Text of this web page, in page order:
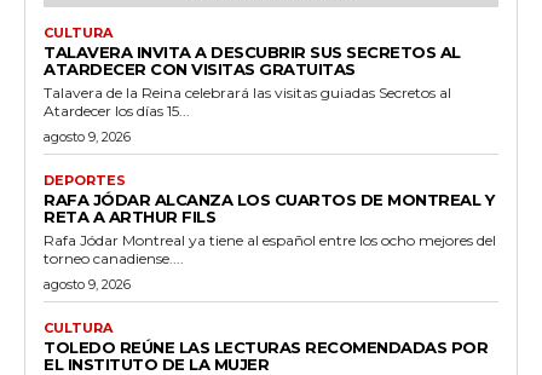
CULTURA
TALAVERA INVITA A DESCUBRIR SUS SECRETOS AL
ATARDECER CON VISITAS GRATUITAS
Talavera de la Reina celebrará las visitas guiadas Secretos al
Atardecer los días 15...
agosto 9, 2026
DEPORTES
RAFA JÓDAR ALCANZA LOS CUARTOS DE MONTREAL Y
RETA A ARTHUR FILS
Rafa Jódar Montreal ya tiene al español entre los ocho mejores del
torneo canadiense....
agosto 9, 2026
CULTURA
TOLEDO REÚNE LAS LECTURAS RECOMENDADAS POR
EL INSTITUTO DE LA MUJER